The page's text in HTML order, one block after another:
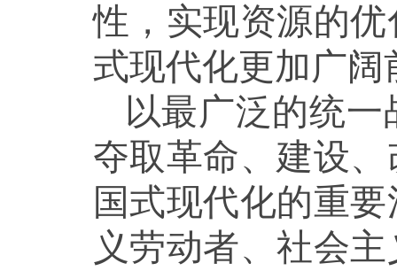
性，实现资源的
式现代化更加广阔
以最广泛的统
夺取革命、建设
国式现代化的重
义劳动者、社会